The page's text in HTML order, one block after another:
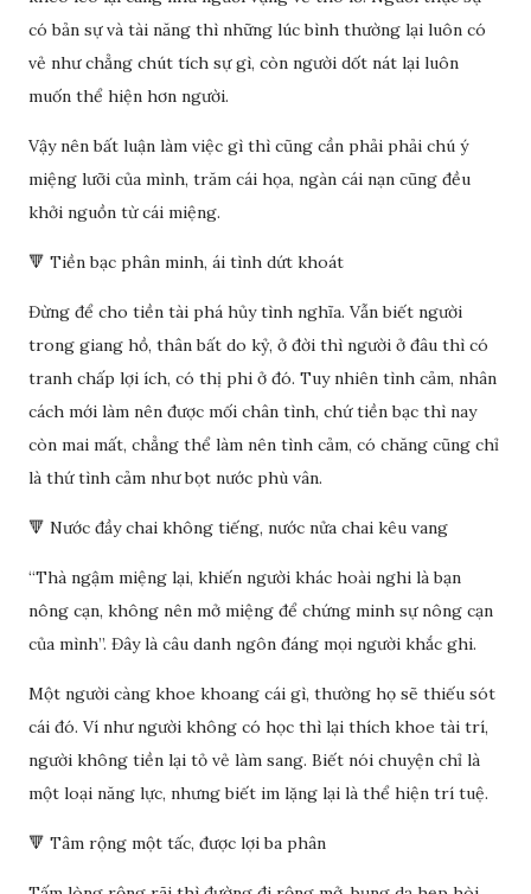
có bản sự và tài năng thì những lúc bình thường lại luôn có
vẻ như chẳng chút tích sự gì, còn người dốt nát lại luôn
muốn thể hiện hơn người.
Vậy nên bất luận làm việc gì thì cũng cần phải phải chú ý
miệng lưỡi của mình, trăm cái họa, ngàn cái nạn cũng đều
khởi nguồn từ cái miệng.
🔻 Tiền bạc phân minh, ái tình dứt khoát
Đừng để cho tiền tài phá hủy tình nghĩa. Vẫn biết người
trong giang hồ, thân bất do kỷ, ở đời thì người ở đâu thì có
tranh chấp lợi ích, có thị phi ở đó. Tuy nhiên tình cảm, nhân
cách mới làm nên được mối chân tình, chứ tiền bạc thì nay
còn mai mất, chẳng thể làm nên tình cảm, có chăng cũng chỉ
là thứ tình cảm như bọt nước phù vân.
🔻 Nước đầy chai không tiếng, nước nửa chai kêu vang
“Thà ngậm miệng lại, khiến người khác hoài nghi là bạn
nông cạn, không nên mở miệng để chứng minh sự nông cạn
của mình”. Đây là câu danh ngôn đáng mọi người khắc ghi.
Một người càng khoe khoang cái gì, thường họ sẽ thiếu sót
cái đó. Ví như người không có học thì lại thích khoe tài trí,
người không tiền lại tỏ vẻ làm sang. Biết nói chuyện chỉ là
một loại năng lực, nhưng biết im lặng lại là thể hiện trí tuệ.
🔻 Tâm rộng một tấc, được lợi ba phân